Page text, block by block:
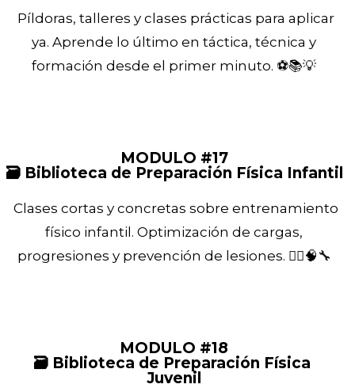
Píldoras, talleres y clases prácticas para aplicar
ya. Aprende lo último en táctica, técnica y
formación desde el primer minuto. ⚽📚💡
MODULO #17
🗃️ Biblioteca de Preparación Física Infantil
Clases cortas y concretas sobre entrenamiento
físico infantil. Optimización de cargas,
progresiones y prevención de lesiones. 🏃‍♂️🧠🔧
MODULO #18
🗃️ Biblioteca de Preparación Física
Juvenil